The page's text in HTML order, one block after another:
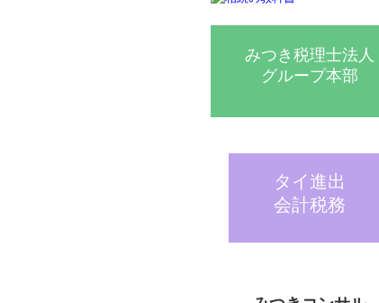
みつき税理士法人
グループ本部
タイ進出
会計税務